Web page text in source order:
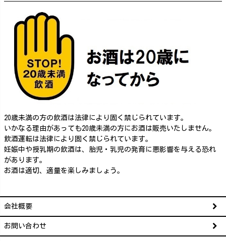
20歳未満の方の飲酒は法律により固く禁じられています。
いかなる理由があっても20歳未満の方にお酒は販売いたしません。
飲酒運転は法律により固く禁じられています。
妊娠中や授乳期の飲酒は、胎児・乳児の発育に悪影響を与える恐れ
があります。
お酒は適切、適量を楽しみましょう。
会社概要
お問い合わせ